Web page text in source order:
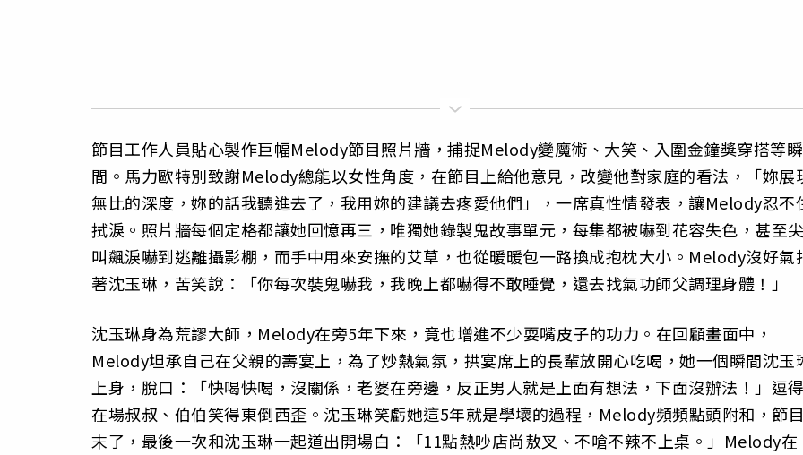
節目工作人員貼心製作巨幅Melody節目照片牆，捕捉Melody變魔術、大笑、入圍金鐘獎穿搭等瞬
間。馬力歐特別致謝Melody總能以女性角度，在節目上給他意見，改變他對家庭的看法，「妳展
無比的深度，妳的話我聽進去了，我用妳的建議去疼愛他們」，一席真性情發表，讓Melody忍不
拭淚。照片牆每個定格都讓她回憶再三，唯獨她錄製鬼故事單元，每集都被嚇到花容失色，甚至尖
叫飆淚嚇到逃離攝影棚，而手中用來安撫的艾草，也從暖暖包一路換成抱枕大小。Melody沒好氣
著沈玉琳，苦笑說：「你每次裝鬼嚇我，我晚上都嚇得不敢睡覺，還去找氣功師父調理身體！」
沈玉琳身為荒謬大師，Melody在旁5年下來，竟也增進不少耍嘴皮子的功力。在回顧畫面中，
Melody坦承自己在父親的壽宴上，為了炒熱氣氛，拱宴席上的長輩放開心吃喝，她一個瞬間沈玉
上身，脫口：「快喝快喝，沒關係，老婆在旁邊，反正男人就是上面有想法，下面沒辦法！」逗得
在場叔叔、伯伯笑得東倒西歪。沈玉琳笑虧她這5年就是學壞的過程，Melody頻頻點頭附和，節目
末了，最後一次和沈玉琳一起道出開場白：「11點熱吵店尚敖叉、不嗆不辣不上桌。」Melody在